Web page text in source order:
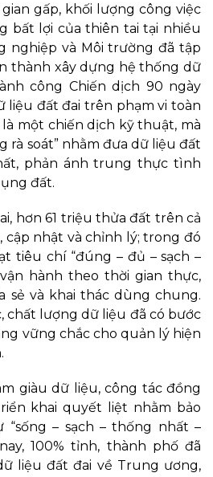
gấp, khối lượng công việc
bất lợi của thiên tai tại nhiều
nghiệp và Môi trường đã tập
thành xây dựng hệ thống dữ
công Chiến dịch 90 ngày
liệu đất đai trên phạm vi toàn
một chiến dịch kỹ thuật, mà
rà soát” nhằm đưa dữ liệu đất
phản ánh trung thực tình
đất.
hơn 61 triệu thửa đất trên cả
cập nhật và chỉnh lý; trong đó
tiêu chí “đúng – đủ – sạch –
hành theo thời gian thực,
sẻ và khai thác dùng chung.
chất lượng dữ liệu đã có bước
vững chắc cho quản lý hiện
giàu dữ liệu, công tác đồng
khai quyết liệt nhằm bảo
– sạch – thống nhất –
100% tỉnh, thành phố đã
liệu đất đai về Trung ương,